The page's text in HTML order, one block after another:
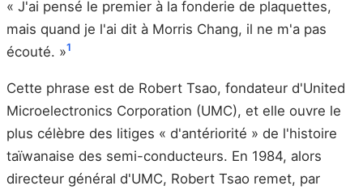
« J'ai pensé le premier à la fonderie de plaquettes,
mais quand je l'ai dit à Morris Chang, il ne m'a pas
écouté. »1
Cette phrase est de Robert Tsao, fondateur d'United
Microelectronics Corporation (UMC), et elle ouvre le
plus célèbre des litiges « d'antériorité » de l'histoire
taïwanaise des semi-conducteurs. En 1984, alors
directeur général d'UMC, Robert Tsao remet, par